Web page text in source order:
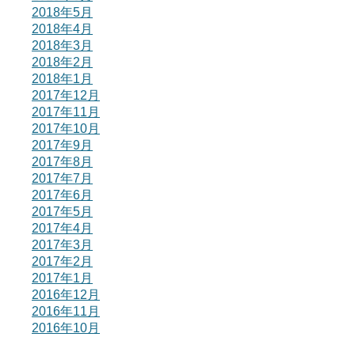
2018年5月
2018年4月
2018年3月
2018年2月
2018年1月
2017年12月
2017年11月
2017年10月
2017年9月
2017年8月
2017年7月
2017年6月
2017年5月
2017年4月
2017年3月
2017年2月
2017年1月
2016年12月
2016年11月
2016年10月